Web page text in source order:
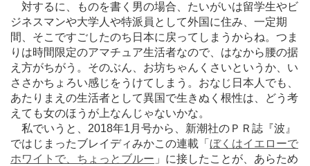
対するに、ものを書く男の場合、たいがいは留学生やビ
ジネスマンや大学人や特派員として外国に住み、一定期
間、そこですごしたのち日本に戻ってしまうからね。つま
りは時間限定のアマチュア生活者なので、はなから腰の据
え方がちがう。そのぶん、お坊ちゃんくさいというか、い
ささかちょろい感じをうけてしまう。おなじ日本人でも、
あたりまえの生活者として異国で生きぬく根性は、どう考
えても女のほうが上なんじゃないかな。
私でいうと、2018年1月号から、新潮社のＰＲ誌『波』
ではじまったブレイディみかこの連載「 ぼくはイエローで
ホワイトで、ちょっとブルー 」に接したことが、あらため